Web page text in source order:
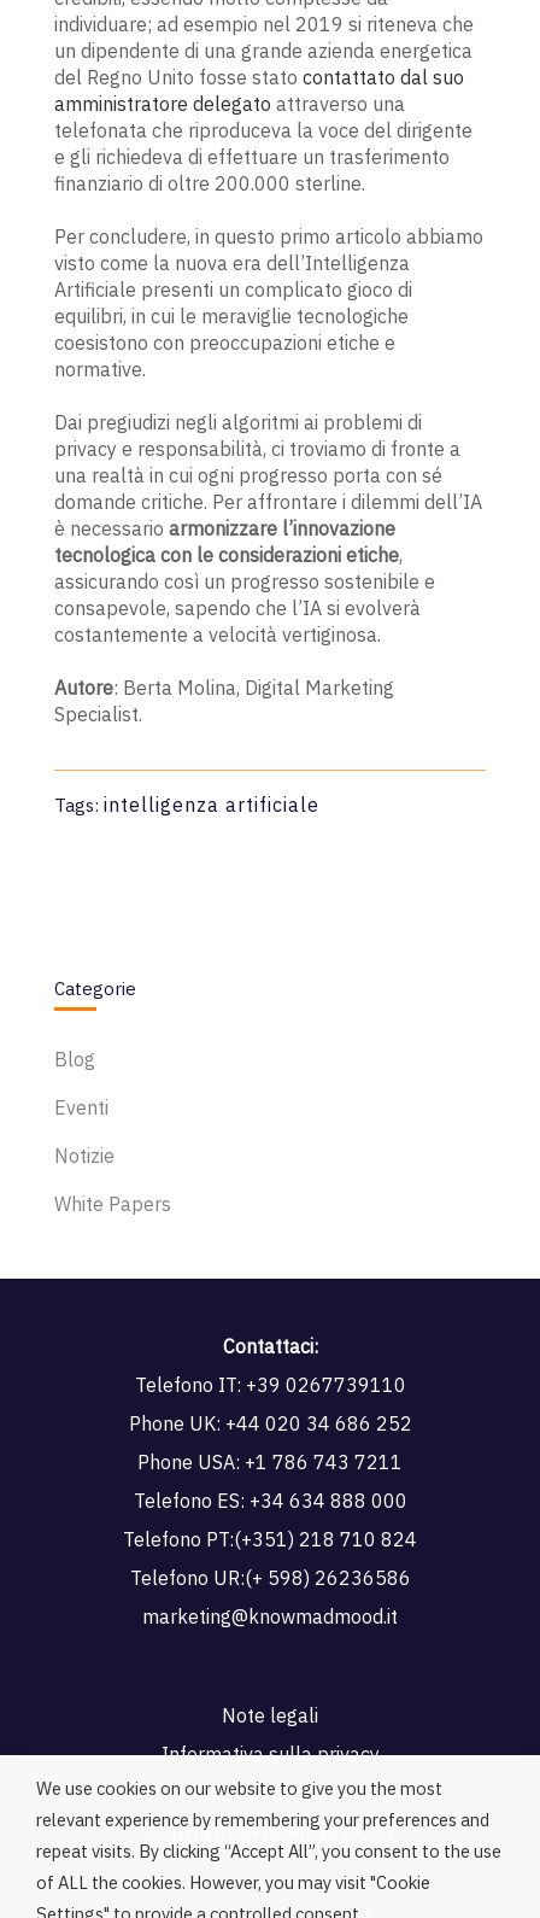
individuare; ad esempio nel 2019 si riteneva che
un dipendente di una grande azienda energetica
del Regno Unito fosse stato contattato dal suo
amministratore delegato attraverso una
telefonata che riproduceva la voce del dirigente
e gli richiedeva di effettuare un trasferimento
finanziario di oltre 200.000 sterline.
Per concludere, in questo primo articolo abbiamo
visto come la nuova era dell’Intelligenza
Artificiale presenti un complicato gioco di
equilibri, in cui le meraviglie tecnologiche
coesistono con preoccupazioni etiche e
normative.
Dai pregiudizi negli algoritmi ai problemi di
privacy e responsabilità, ci troviamo di fronte a
una realtà in cui ogni progresso porta con sé
domande critiche. Per affrontare i dilemmi dell’IA
è necessario armonizzare l’innovazione
tecnologica con le considerazioni etiche,
assicurando così un progresso sostenibile e
consapevole, sapendo che l’IA si evolverà
costantemente a velocità vertiginosa.
Autore: Berta Molina, Digital Marketing
Specialist.
Tags: intelligenza artificiale
Categorie
Blog
Eventi
Notizie
White Papers
Contattaci:
Telefono IT: +39 0267739110
Phone UK: +44 020 34 686 252
Phone USA: +1 786 743 7211
Telefono ES: +34 634 888 000
Telefono PT:(+351) 218 710 824
Telefono UR:(+ 598) 26236586
marketing@knowmadmood.it
Note legali
Informativa sulla privacy
Politica sui cookie
Copyright ©knowmad mood
We use cookies on our website to give you the most
relevant experience by remembering your preferences and
repeat visits. By clicking “Accept All”, you consent to the use
of ALL the cookies. However, you may visit "Cookie